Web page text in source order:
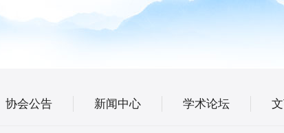
协会公告 新闻中心 学术论坛